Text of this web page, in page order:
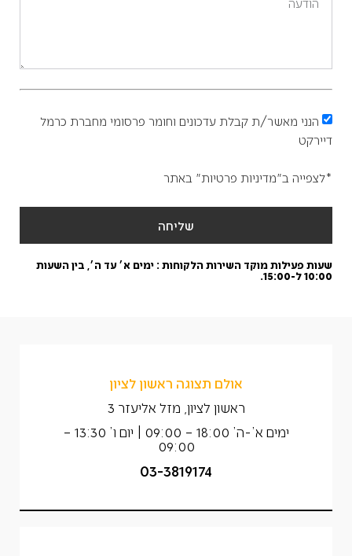
אולם תצוגה ראשון לציון
ראשון לציון, מזל אליעזר 3
ימים א’-ה’ 18:00 – 09:00 | יום ו’ 13:30 –
09:00
03-3819174
הנני מאשר/ת קבלת עדכונים וחומר פרסומי מחברת כרמל
דיירקט
*לצפייה ב"מדיניות פרטיות" באתר
שליחה
שעות פעילות מוקד השירות הלקוחות : ימים א׳ עד ה׳, בין השעות
10:00 ל-15:00.